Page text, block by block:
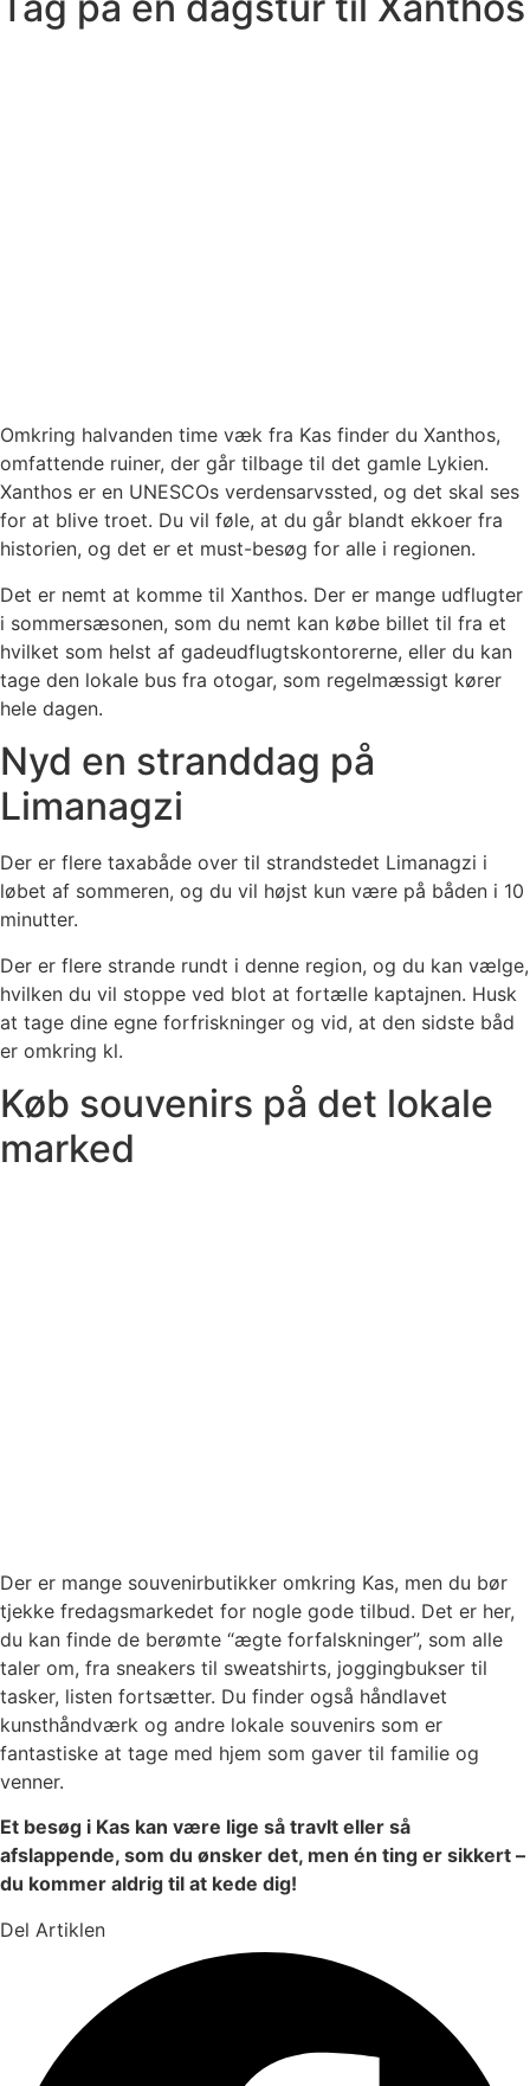
Omkring halvanden time væk fra Kas finder du Xanthos,
omfattende ruiner, der går tilbage til det gamle Lykien.
Xanthos er en UNESCOs verdensarvssted, og det skal ses
for at blive troet. Du vil føle, at du går blandt ekkoer fra
historien, og det er et must-besøg for alle i regionen.
Det er nemt at komme til Xanthos. Der er mange udflugter
i sommersæsonen, som du nemt kan købe billet til fra et
hvilket som helst af gadeudflugtskontorerne, eller du kan
tage den lokale bus fra otogar, som regelmæssigt kører
hele dagen.
Nyd en stranddag på
Limanagzi
Der er flere taxabåde over til strandstedet Limanagzi i
løbet af sommeren, og du vil højst kun være på båden i 10
minutter.
Der er flere strande rundt i denne region, og du kan vælge,
hvilken du vil stoppe ved blot at fortælle kaptajnen. Husk
at tage dine egne forfriskninger og vid, at den sidste båd
er omkring kl.
Køb souvenirs på det lokale
marked
Der er mange souvenirbutikker omkring Kas, men du bør
tjekke fredagsmarkedet for nogle gode tilbud. Det er her,
du kan finde de berømte “ægte forfalskninger”, som alle
taler om, fra sneakers til sweatshirts, joggingbukser til
tasker, listen fortsætter. Du finder også håndlavet
kunsthåndværk og andre lokale souvenirs som er
fantastiske at tage med hjem som gaver til familie og
venner.
Et besøg i Kas kan være lige så travlt eller så
afslappende, som du ønsker det, men én ting er sikkert –
du kommer aldrig til at kede dig!
Del Artiklen